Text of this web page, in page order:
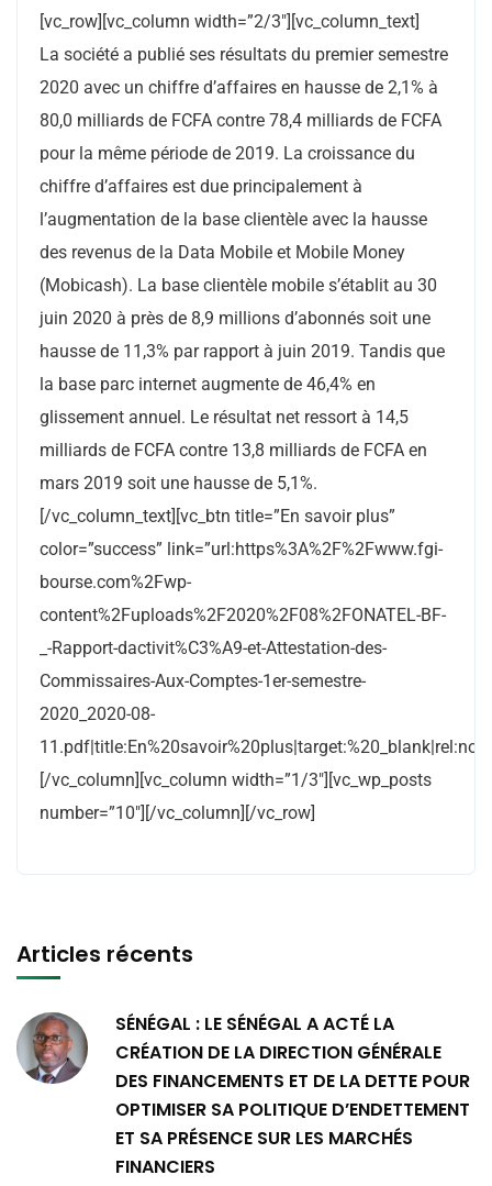
[vc_row][vc_column width=”2/3″][vc_column_text]
La société a publié ses résultats du premier semestre
2020 avec un chiffre d’affaires en hausse de 2,1% à
80,0 milliards de FCFA contre 78,4 milliards de FCFA
pour la même période de 2019. La croissance du
chiffre d’affaires est due principalement à
l’augmentation de la base clientèle avec la hausse
des revenus de la Data Mobile et Mobile Money
(Mobicash). La base clientèle mobile s’établit au 30
juin 2020 à près de 8,9 millions d’abonnés soit une
hausse de 11,3% par rapport à juin 2019. Tandis que
la base parc internet augmente de 46,4% en
glissement annuel. Le résultat net ressort à 14,5
milliards de FCFA contre 13,8 milliards de FCFA en
mars 2019 soit une hausse de 5,1%.
[/vc_column_text][vc_btn title=”En savoir plus”
color=”success” link=”url:https%3A%2F%2Fwww.fgi-
bourse.com%2Fwp-
content%2Fuploads%2F2020%2F08%2FONATEL-BF-
_-Rapport-dactivit%C3%A9-et-Attestation-des-
Commissaires-Aux-Comptes-1er-semestre-
2020_2020-08-
[/vc_column][vc_column width=”1/3″][vc_wp_posts
number=”10″][/vc_column][/vc_row]
Articles récents
SÉNÉGAL : LE SÉNÉGAL A ACTÉ LA
CRÉATION DE LA DIRECTION GÉNÉRALE
DES FINANCEMENTS ET DE LA DETTE POUR
OPTIMISER SA POLITIQUE D’ENDETTEMENT
ET SA PRÉSENCE SUR LES MARCHÉS
FINANCIERS